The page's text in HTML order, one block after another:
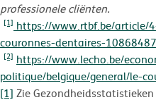
professionele cliënten.
[1] https://www.rtbf.be/article/
couronnes-dentaires-10868487
[2] https://www.lecho.be/
politique/belgique/general/le-
[1] Zie